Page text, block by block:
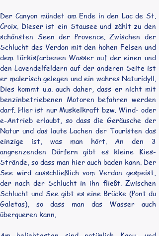
Der Canyon mündet am Ende in den Lac de St.
Croix. Dieser ist ein Stausee und zählt zu den
schönsten Seen der Provence. Zwischen der
Schlucht des Verdon mit den hohen Felsen und
dem türkisfarbenen Wasser auf der einen und
den Lavendelfeldern auf der anderen Seite ist
er malerisch gelegen und ein wahres Naturidyll.
Dies kommt u.a. auch daher, dass er nicht mit
benzinbetriebenen Motoren befahren werden
darf. Hier ist nur Muskelkraft bzw. Wind- oder
e-Antrieb erlaubt, so dass die Geräusche der
Natur und das laute Lachen der Touristen das
einzige ist, was man hört. An den 3
angrenzenden Dörfern gibt es kleine Kies-
Strände, so dass man hier auch baden kann. Der
See wird ausschließlich vom Verdon gespeist,
der nach der Schlucht in ihn fließt. Zwischen
Schlucht und See gibt es eine Brücke (Pont du
Galetas), so dass man das Wasser auch
überqueren kann.